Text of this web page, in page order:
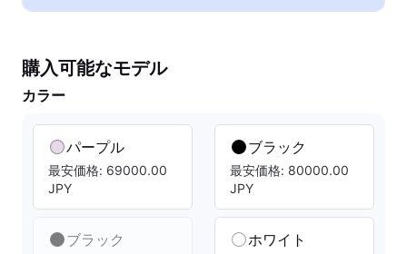
購入可能なモデル
カラー
パープル
最安価格: 69000.00
JPY
ブラック
ブラック
最安価格: 80000.00
JPY
ホワイト